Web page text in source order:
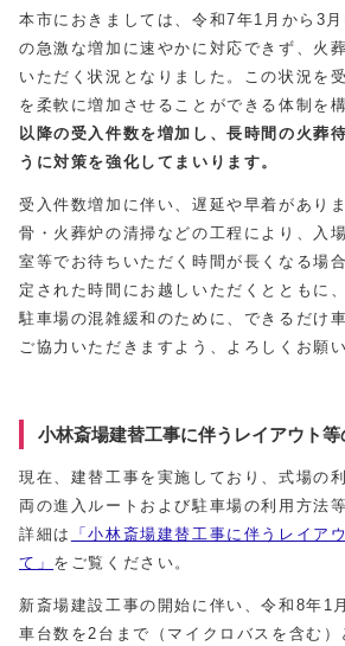
本市におきましては、令和7年1月から3
の急激な増加に速やかに対応できず、火
いただく状況となりました。この状況を
を柔軟に増加させることができる体制を
以降の受入件数を増加し、長時間の火葬
うに対策を強化してまいります。
受入件数増加に伴い、遅延や早着があり
骨・火葬炉の清掃などの工程により、入
室等でお待ちいただく時間が長くなる場
定された時間にお越しいただくとともに
駐車場の混雑緩和のために、できるだけ
ご協力いただきますよう、よろしくお願
小林斎場建替工事に伴うレイアウト
現在、建替工事を実施しており、式場の
両の進入ルートおよび駐車場の利用方法
詳細は
「小林斎場建替工事に伴うレイア
て」 をご覧ください。
新斎場建設工事の開始に伴い、令和8年1
車台数を2台まで（マイクロバスを含む）